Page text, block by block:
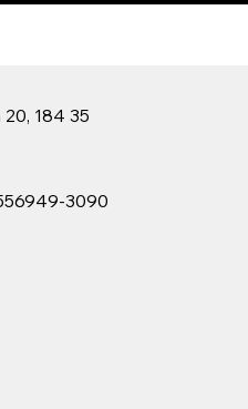
3090
184 35